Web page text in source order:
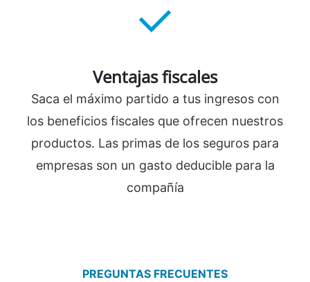
Ventajas fiscales
Saca el máximo partido a tus ingresos con
los beneficios fiscales que ofrecen nuestros
productos. Las primas de los seguros para
empresas son un gasto deducible para la
compañía
PREGUNTAS FRECUENTES